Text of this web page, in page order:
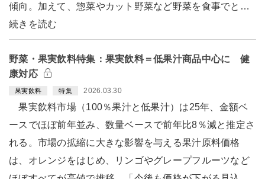
傾向。加えて、惣菜やカット野菜など野菜を食事でと…
続きを読む
野菜・果実飲料特集：果実飲料＝低果汁商品中心に 健
康対応
果実飲料 特集 2026.03.30
果実飲料市場（100％果汁と低果汁）は25年、金額ベ
ースでほぼ前年並み、数量ベースで前年比8％減と推定さ
れる。市場の拡縮に大きな影響を与える果汁原料価格
は、オレンジをはじめ、リンゴやグレープフルーツなど